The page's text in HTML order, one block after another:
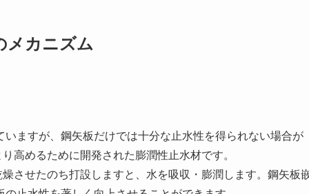
メカニズム
ますが、鋼矢板だけでは十分な止水性を得られない場合が
高めるために開発された膨潤性止水材です。
せたのち打設しますと、水を吸収・膨潤します。鋼矢板